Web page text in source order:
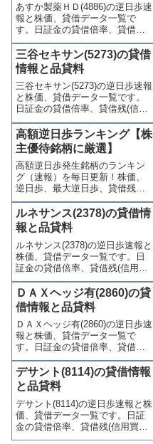
あすか製薬ＨＤ(4886)の逆日歩速
報と株価、貸借データ一覧で
す。日証金の貸借倍率、貸借残
(信用買残、信用売残)、品貸料
(逆日歩)、東証の週末残高、規制
(注意喚起・申込停止)など、空売
り関連情報を集計し、図解でわ
かりやすくまとめて掲載してい
ます。
三谷セキサン(5273)の貸借
情報と品貸料
三谷セキサン(5273)の逆日歩速報
と株価、貸借データ一覧です。
日証金の貸借倍率、貸借残(信用
買残、信用売残)、品貸料(逆日
歩)、東証の週末残高、規制(注意
喚起・申込停止)など、空売り関
連情報を集計し、図解でわかり
やすくまとめて掲載していま
す。
高額逆日歩ランキング【株
主優待銘柄に厳選】
高額逆日歩発生銘柄のランキン
グ（速報）を毎日更新！株価、
逆日歩、最大逆日歩、貸借残、
規制の一覧リスト、ベスト100を
掲載、逆日歩発生全銘柄の確認
も可能！銘柄名から過去逆日歩
の確認も可能！SNS連携で即座
に逆日歩情報にアクセス！
ルネサンス(2378)の貸借情
報と品貸料
ルネサンス(2378)の逆日歩速報と
株価、貸借データ一覧です。日
証金の貸借倍率、貸借残(信用買
残、信用売残)、品貸料(逆日
歩)、東証の週末残高、規制(注意
喚起・申込停止)など、空売り関
連情報を集計し、図解でわかり
やすくまとめて掲載していま
す。
ＤＡＸヘッジ有(2860)の貸
借情報と品貸料
ＤＡＸヘッジ有(2860)の逆日歩速
報と株価、貸借データ一覧で
す。日証金の貸借倍率、貸借残
(信用買残、信用売残)、品貸料
(逆日歩)、東証の週末残高、規制
(注意喚起・申込停止)など、空売
り関連情報を集計し、図解でわ
かりやすくまとめて掲載してい
ます。
デサント(8114)の貸借情報
と品貸料
デサント(8114)の逆日歩速報と株
価、貸借データ一覧です。日証
金の貸借倍率、貸借残(信用買
残、信用売残)、品貸料(逆日